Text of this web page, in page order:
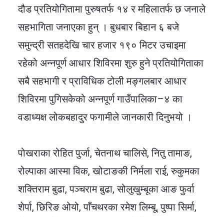
दौड प्रतियोगितामा पुरुषतर्फ १४ र महिलातर्फ छ जनाले
सहभागिता जनाएका हुन् । बुधबार बिहान ६ बजे
समुन्द्री सतहदेखि चार हजार १९० मिटर उचाइमा
रहेको अन्नपूर्ण आधार शिविरमा शुरु हुने प्रतियोगिताका
सबै सहभागी र प्राविधिक टोली मङ्गलबार आधार
शिविरमा पुगिसकेको अन्नपूर्ण गाउँपालिका–४ का
वडाध्यक्ष लोकबहादुर फगामीले जानकारी दिनुभयो ।
पोखराका रोहित पुर्जा, चेतनाथ चालिसे, नितु तामाङ,
रोल्पाका आस्मा विक, खोटाङकी निर्मला राई, रुकुमका
शक्तिराम बुढा, पञ्चराम बुढा, सोलुखुम्बूका आङ फुर्वा
शेर्पा, छिरिङ ओयो, पाँचथरका रमेश लिम्बू, पुष्पा सिर्मा,